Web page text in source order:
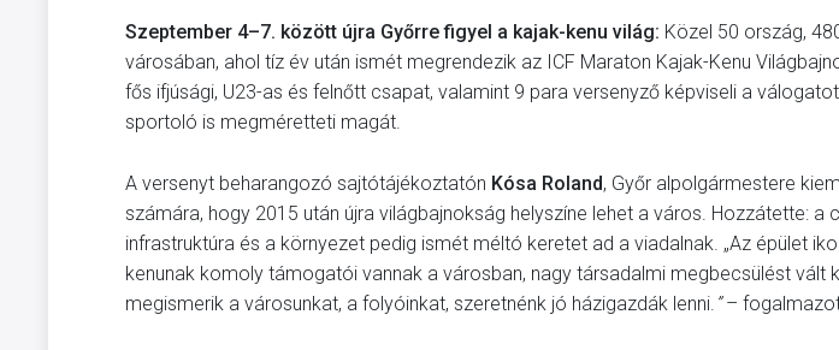
Szeptember 4–7. között újra Győrre figyel a kajak-kenu világ: Közel 50 ország,
városában, ahol tíz év után ismét megrendezik az ICF Maraton Kajak-Kenu
fős ifjúsági, U23-as és felnőtt csapat, valamint 9 para versenyző képviseli a
sportoló is megméretteti magát.
A versenyt beharangozó sajtótájékoztatón Kósa Roland, Győr alpolgármestere
számára, hogy 2015 után újra világbajnokság helyszíne lehet a város. Hozzátette: a
infrastruktúra és a környezet pedig ismét méltó keretet ad a viadalnak. „Az épület
kenunak komoly támogatói vannak a városban, nagy társadalmi megbecsülést vált
megismerik a városunkat, a folyóinkat, szeretnénk jó házigazdák lenni. ”–